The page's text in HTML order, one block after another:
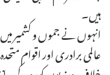
ہیں۔
انہوں نے جموں و کشمیر
عالمی برادری اور اقوام